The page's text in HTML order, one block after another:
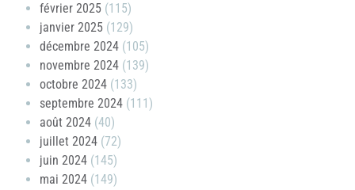
février 2025 (115)
janvier 2025 (129)
décembre 2024 (105)
novembre 2024 (139)
octobre 2024 (133)
septembre 2024 (111)
août 2024 (40)
juillet 2024 (72)
juin 2024 (145)
mai 2024 (149)